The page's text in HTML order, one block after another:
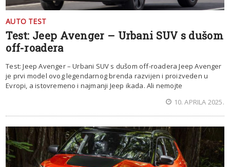
AUTO TEST
Test: Jeep Avenger – Urbani SUV s dušom
off-roadera
Test: Jeep Avenger – Urbani SUV s dušom off-roadera Jeep Avenger
je prvi model ovog legendarnog brenda razvijen i proizveden u
Evropi, a istovremeno i najmanji Jeep ikada. Ali nemojte
10. APRILA 2025.